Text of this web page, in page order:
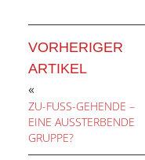
VORHERIGER
ARTIKEL
«
ZU-FUSS-GEHENDE – E
INE AUSSTERBENDE G
RUPPE?